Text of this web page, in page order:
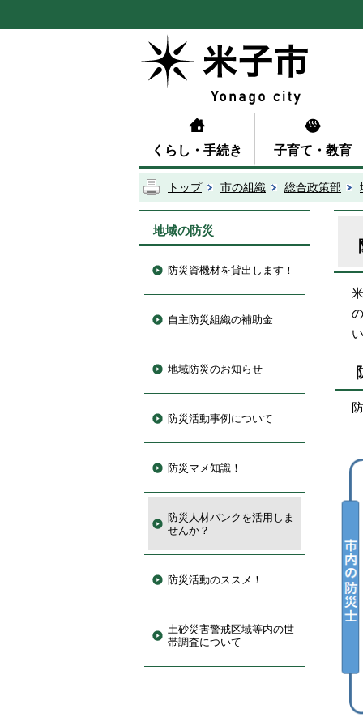
くらし・手続き 子育て・教育
トップ 市の組織 総合政策部
地域の防災
防災資機材を貸出します！
自主防災組織の補助金
地域防災のお知らせ
防災活動事例について
防災マメ知識！
防災人材バンクを活用しま
せんか？
防災活動のススメ！
土砂災害警戒区域等内の世
帯調査について